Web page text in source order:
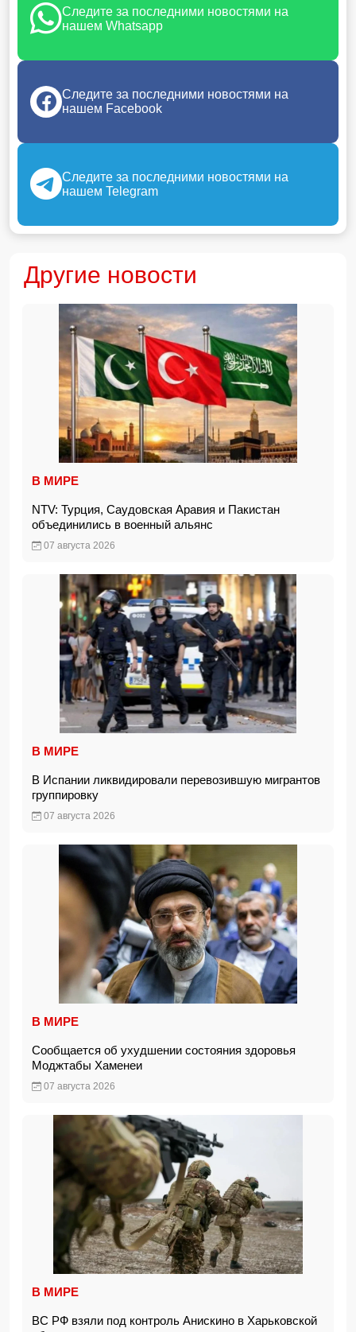
Следите за последними новостями на
нашем Whatsapp
Следите за последними новостями на
нашем Facebook
Следите за последними новостями на
нашем Telegram
Другие новости
В МИРЕ
NTV: Турция, Саудовская Аравия и Пакистан
объединились в военный альянс
07 августа 2026
В МИРЕ
В Испании ликвидировали перевозившую мигрантов
группировку
07 августа 2026
В МИРЕ
Сообщается об ухудшении состояния здоровья
Моджтабы Хаменеи
07 августа 2026
В МИРЕ
ВС РФ взяли под контроль Анискино в Харьковской